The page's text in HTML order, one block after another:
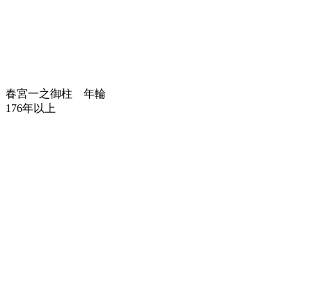
春宮一之御柱 年輪
176年以上